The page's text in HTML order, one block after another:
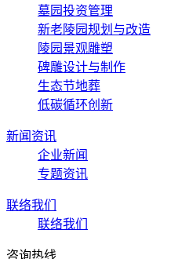
墓园投资管理
新老陵园规划与改造
陵园景观雕塑
碑雕设计与制作
生态节地葬
低碳循环创新
新闻资讯
企业新闻
专题资讯
联络我们
联络我们
咨询热线